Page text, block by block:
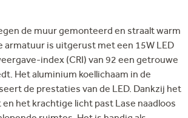
de muur gemonteerd en straalt warm
armatuur is uitgerust met een 15W LED
index (CRI) van 92 een getrouwe
Het aluminium koellichaam in de
de prestaties van de LED. Dankzij het
het krachtige licht past Lase naadloos